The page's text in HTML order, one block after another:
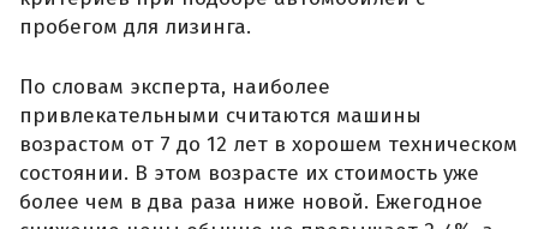
пробегом для лизинга.
По словам эксперта, наиболее
привлекательными считаются машины
возрастом от 7 до 12 лет в хорошем техническом
состоянии. В этом возрасте их стоимость уже
более чем в два раза ниже новой. Ежегодное